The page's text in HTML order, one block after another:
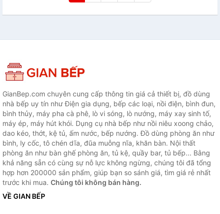
GianBep.com chuyên cung cấp thông tin giá cả thiết bị, đồ dùng
nhà bếp uy tín như Điện gia dụng, bếp các loại, nồi điện, bình đun,
bình thủy, máy pha cà phê, lò vi sóng, lò nướng, máy xay sinh tố,
máy ép, máy hút khói. Dụng cụ nhà bếp như nồi niêu xoong chảo,
dao kéo, thớt, kệ tủ, ấm nước, bếp nướng. Đồ dùng phòng ăn như
bình, ly cốc, tô chén dĩa, đũa muỗng nĩa, khăn bàn. Nội thất
phòng ăn như bàn ghế phòng ăn, tủ kệ, quầy bar, tủ bếp... Bằng
khả năng sẵn có cùng sự nỗ lực không ngừng, chúng tôi đã tổng
hợp hơn 200000 sản phẩm, giúp bạn so sánh giá, tìm giá rẻ nhất
trước khi mua. Chúng tôi không bán hàng.
VỀ GIAN BẾP